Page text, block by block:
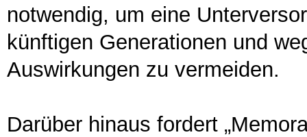
notwendig, um eine
künftigen Generationen und
Auswirkungen zu vermeiden.
Darüber hinaus fordert